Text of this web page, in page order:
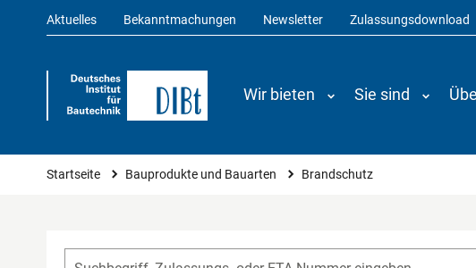
Aktuelles Bekanntmachungen Newsletter Zulassungsdownload
Wir bieten Sie sind
Sie sind hier
Startseite Bauprodukte und Bauarten Brandschutz